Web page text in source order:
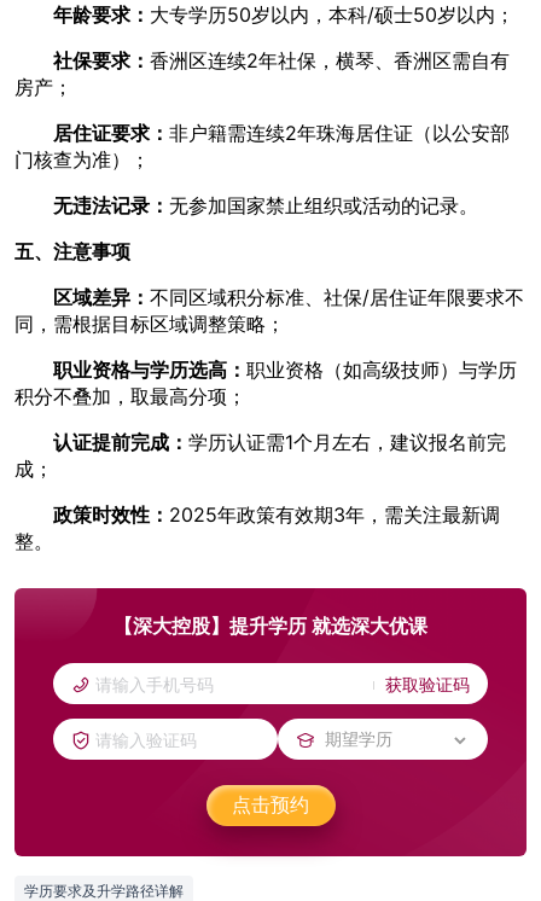
年龄要求： 大专学历50岁以内，本科/硕士50岁以内；
社保要求： 香洲区连续2年社保，横琴、香洲区需自有
房产；
居住证要求： 非户籍需连续2年珠海居住证（以公安部
门核查为准）；
无违法记录： 无参加国家禁止组织或活动的记录。
五、注意事项
区域差异： 不同区域积分标准、社保/居住证年限要求不
同，需根据目标区域调整策略；
职业资格与学历选高： 职业资格（如高级技师）与学历
积分不叠加，取最高分项；
认证提前完成： 学历认证需1个月左右，建议报名前完
成；
政策时效性： 2025年政策有效期3年，需关注最新调
整。
【深大控股】提升学历 就选深大优课
获取验证码
点击预约
学历要求及升学路径详解